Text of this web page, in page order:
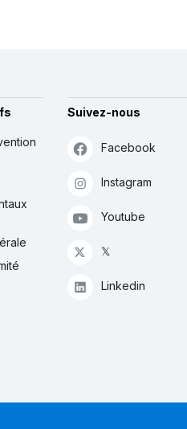
Suivez-nous
Facebook
Instagram
Youtube
𝕏
Linkedin